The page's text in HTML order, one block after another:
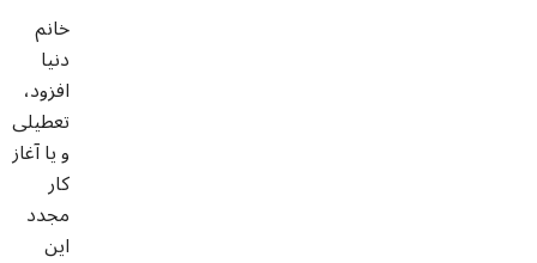
خانم
دنیا
افزود،
تعطیلی
و یا آغاز
کار
مجدد
این